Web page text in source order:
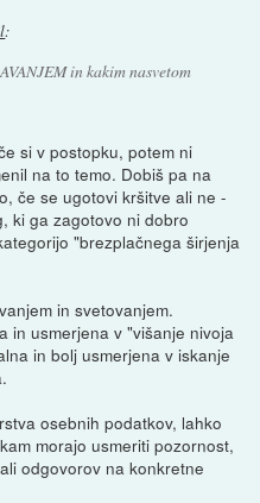
:
in kakim nasvetom
si v postopku, potem ni
na to temo. Dobiš pa na
če se ugotovi kršitve ali ne -
ki ga zagotovo ni dobro
"brezplačnega širjenja
in svetovanjem.
in usmerjena v "višanje nivoja
in bolj usmerjena v iskanje
osebnih podatkov, lahko
morajo usmeriti pozornost,
odgovorov na konkretne